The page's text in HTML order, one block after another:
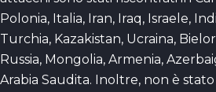
Polonia, Italia, Iran, Iraq, Israele,
Turchia, Kazakistan, Ucraina,
Russia, Mongolia, Armenia,
Arabia Saudita. Inoltre, non è